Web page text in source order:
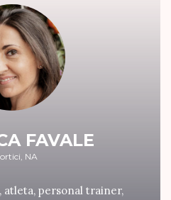
FAVALE
NA
atleta, personal trainer,